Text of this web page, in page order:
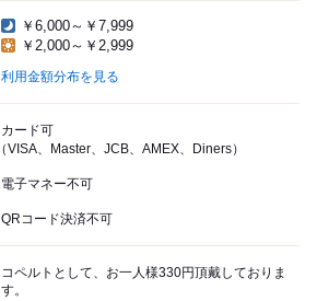
￥6,000～￥7,999
￥2,000～￥2,999
利用金額分布を見る
カード可
（VISA、Master、JCB、AMEX、Diners）
電子マネー不可
QRコード決済不可
コペルトとして、お一人様330円頂戴しておりま
す。